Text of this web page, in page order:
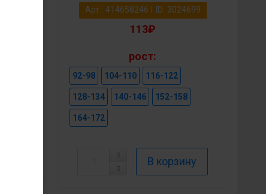
Арт.: 414658246 | ID: 3024699
113₽
рост:
92-98 104-110 116-122
128-134 140-146 152-158
164-172